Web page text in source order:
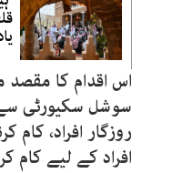
اس اقدام کا مقصد
سوشل سکیورٹی سے
روزگار افراد، کام
افراد کے لیے کام